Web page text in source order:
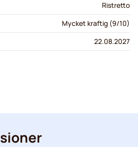
Ristretto
Mycket kraftig (9/10)
22.08.2027